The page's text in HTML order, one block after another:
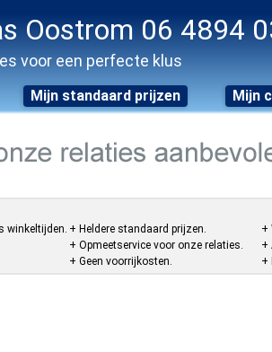
Oostrom 06 4894
voor een perfecte klus
Mijn standaard prijzen Mijn
winkeltijden. + Heldere standaard prijzen.
+ Opmeetservice voor onze relaties.
+ Geen voorrijkosten.
+
+
+